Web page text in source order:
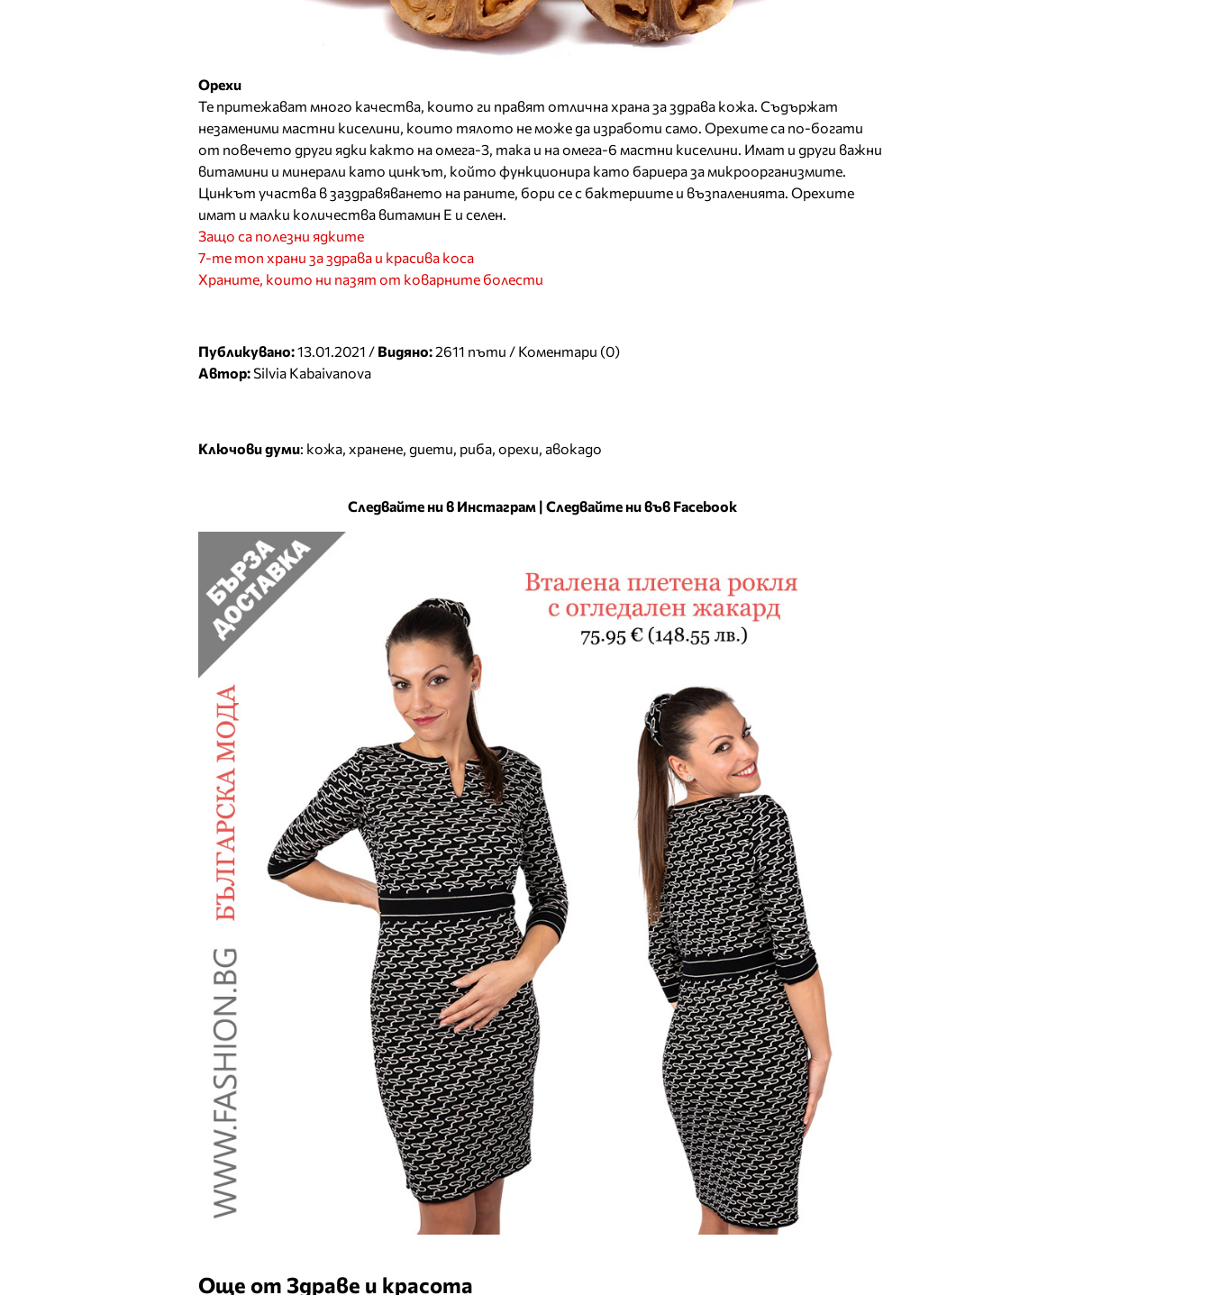
Орехи
Те притежават много качества, които ги правят отлична храна за здрава кожа. Съдържат
незаменими мастни киселини, които тялото не може да изработи само. Орехите са по-богати
от повечето други ядки както на омега-3, така и на омега-6 мастни киселини. Имат и други важни
витамини и минерали като цинкът, който функционира като бариера за микроорганизмите.
Цинкът участва в заздравяването на раните, бори се с бактериите и възпаленията. Орехите
имат и малки количества витамин Е и селен.
Защо са полезни ядките
7-те топ храни за здрава и красива коса
Храните, които ни пазят от коварните болести
Публикувано:13.01.2021 / Видяно:2611 пъти / Коментари (0)
Автор:Silvia Kabaivanova
Ключови думи: кожа хранене диети риба орехи авокадо
Следвайте ни в Инстаграм | Следвайте ни във Facebook
Още от Здраве и красота